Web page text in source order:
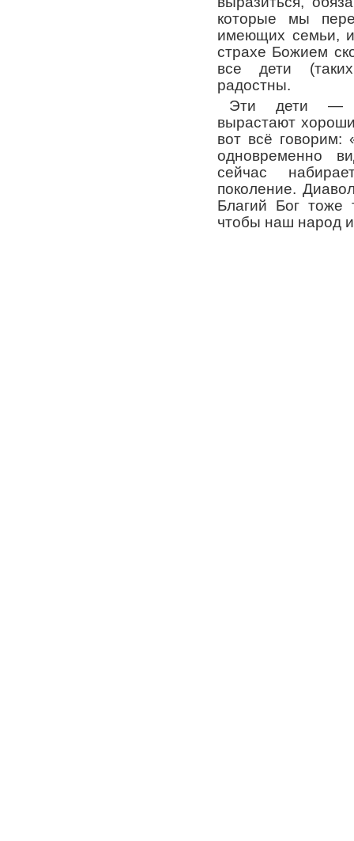
которые мы
имеющих семьи,
страхе Божием
все дети
радостны.
Эти дети —
вырастают
вот всё
одновременно
сейчас
поколение.
Благий Бог тоже
чтобы наш народ